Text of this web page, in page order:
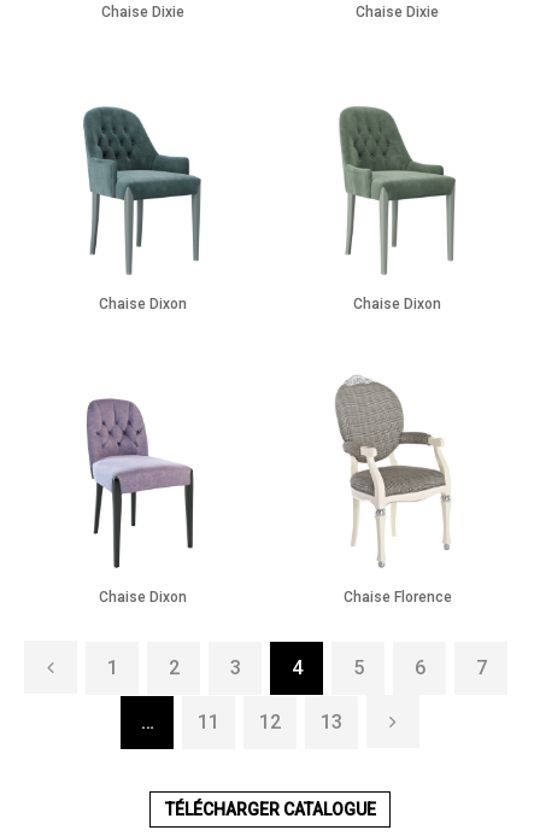
Chaise Dixie Chaise Dixie
Chaise Dixon Chaise Dixon
Chaise Dixon Chaise Florence
1 2 3 4 5 6 7
… 11 12 13
TÉLÉCHARGER CATALOGUE